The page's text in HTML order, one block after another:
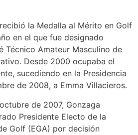
la Medalla al Mérito en Golf
en el que fue designado
Técnico Amateur Masculino de
Desde 2000 ocupaba el
sucediendo en la Presidencia
de 2008, a Emma Villacieros.
de 2007, Gonzaga
Presidente Electo de la
Golf (EGA) por decisión